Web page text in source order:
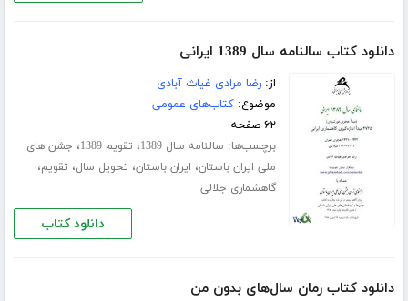
دانلود کتاب سالنامه سال 1389 ایرانی
از:رضا مرادی غیاث آبادی
موضوع:کتاب‌های عمومی
۶۲ صفحه
برچسب‌ها: سالنامه سال 1389 ، تقویم 1389 ، جشن های
ملی ایران باستان، ایران باستان، تحویل سال، تقویم،
گاهشماری جلالی
دانلود کتاب
دانلود کتاب رمان سال‌های بدون من